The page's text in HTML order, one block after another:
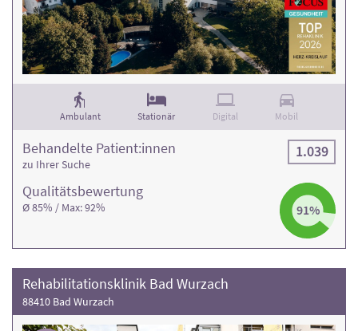
Ambulant Stationär Digital Mobil
Qualitäts­bewertung
Ø 85% / Max: 92% 91%
Behandelte Patient:innen
zu Ihrer Suche
1.039
Rehabilitationsklinik Bad Wurzach
88410 Bad Wurzach